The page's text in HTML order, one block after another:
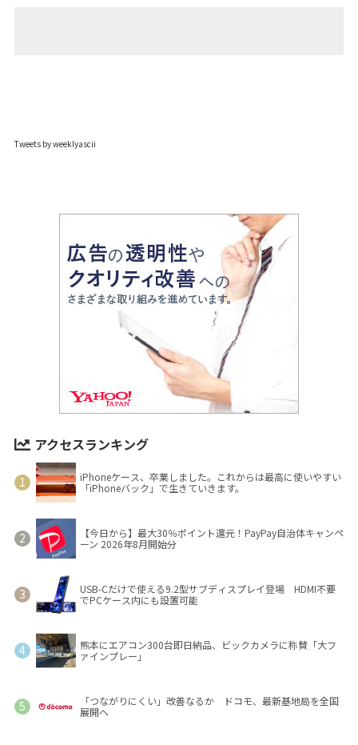
Tweets by weeklyascii
アクセスランキング
iPhoneケース、卒業しました。これからは最高に使いやすい
「iPhoneバック」で生きていきます。
【今日から】最大30％ポイント還元！PayPay自治体キャンペ
ーン 2026年8月開始分
USB-Cだけで使える9.2型サブディスプレイ登場 HDMI不要
でPCケース内にも設置可能
熊本にエアコン300台即日納品、ビックカメラに称賛「大フ
ァインプレー」
「つながりにくい」改善なるか ドコモ、最新基地局を全国
展開へ